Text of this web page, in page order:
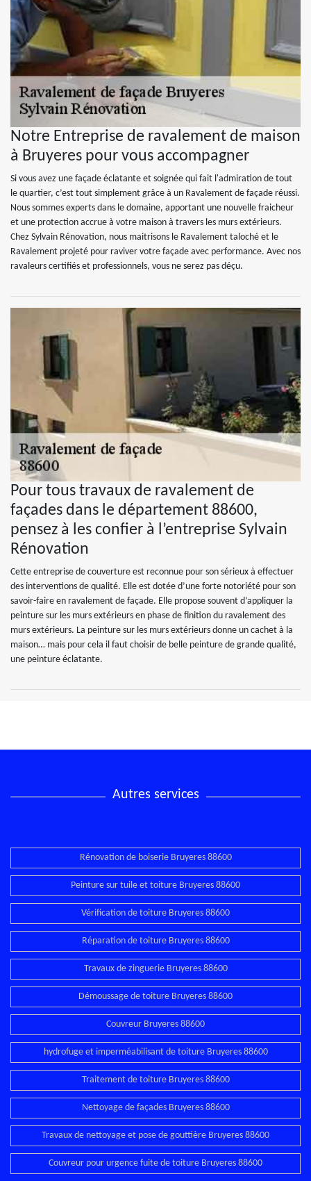
Notre Entreprise de ravalement de maison
à Bruyeres pour vous accompagner
Si vous avez une façade éclatante et soignée qui fait l'admiration de tout
le quartier, c’est tout simplement grâce à un Ravalement de façade réussi.
Nous sommes experts dans le domaine, apportant une nouvelle fraicheur
et une protection accrue à votre maison à travers les murs extérieurs.
Chez Sylvain Rénovation, nous maitrisons le Ravalement taloché et le
Ravalement projeté pour raviver votre façade avec performance. Avec nos
ravaleurs certifiés et professionnels, vous ne serez pas déçu.
Pour tous travaux de ravalement de
façades dans le département 88600,
pensez à les confier à l’entreprise Sylvain
Rénovation
Cette entreprise de couverture est reconnue pour son sérieux à effectuer
des interventions de qualité. Elle est dotée d’une forte notoriété pour son
savoir-faire en ravalement de façade. Elle propose souvent d’appliquer la
peinture sur les murs extérieurs en phase de finition du ravalement des
murs extérieurs. La peinture sur les murs extérieurs donne un cachet à la
maison… mais pour cela il faut choisir de belle peinture de grande qualité,
une peinture éclatante.
Autres services
Rénovation de boiserie Bruyeres 88600
Peinture sur tuile et toiture Bruyeres 88600
Vérification de toiture Bruyeres 88600
Réparation de toiture Bruyeres 88600
Travaux de zinguerie Bruyeres 88600
Démoussage de toiture Bruyeres 88600
Couvreur Bruyeres 88600
hydrofuge et imperméabilisant de toiture Bruyeres 88600
Traitement de toiture Bruyeres 88600
Nettoyage de façades Bruyeres 88600
Travaux de nettoyage et pose de gouttière Bruyeres 88600
Couvreur pour urgence fuite de toiture Bruyeres 88600